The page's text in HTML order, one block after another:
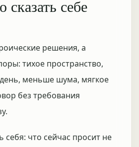
себе
решения, а
тихое пространство,
меньше шума, мягкое
без требования
что сейчас просит не